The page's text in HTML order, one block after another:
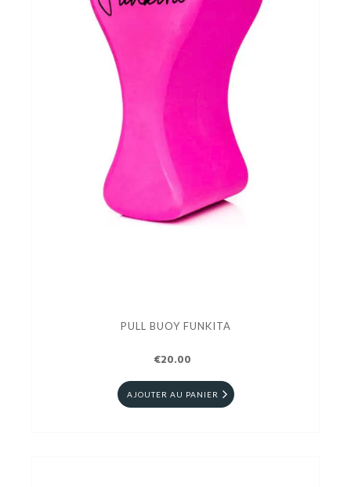
PULL BUOY FUNKITA
€20.00
AJOUTER AU PANIER